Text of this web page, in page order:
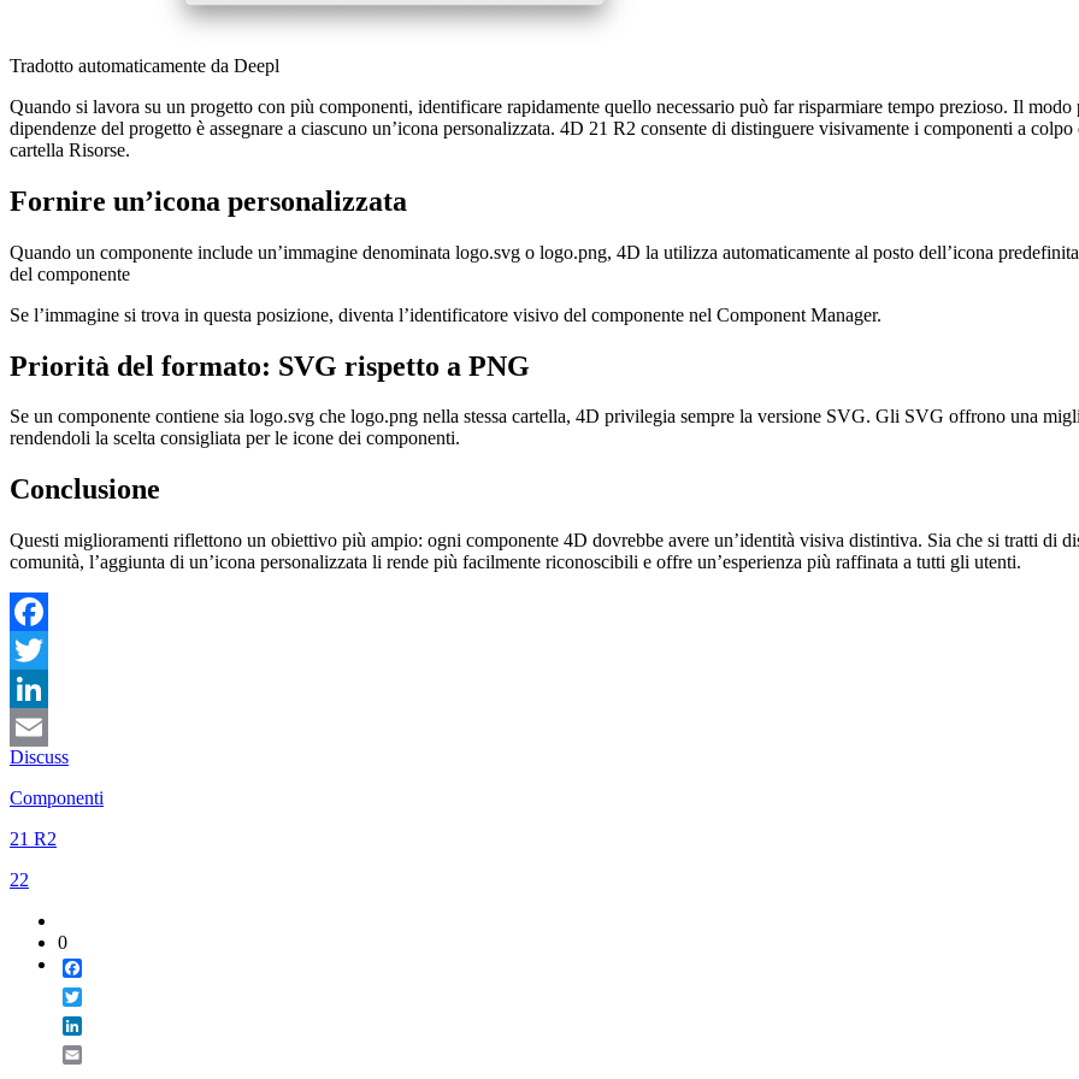
Tradotto automaticamente da Deepl
Quando si lavora su un progetto con più componenti, identificare rapidamente quello necessario può far risparmiare tempo prezioso. Il
dipendenze del progetto è assegnare a ciascuno un’icona personalizzata. 4D 21 R2 consente di distinguere visivamente i componenti a
cartella Risorse.
Fornire un’icona personalizzata
Quando un componente include un’immagine denominata logo.svg o logo.png, 4D la utilizza automaticamente al posto dell’icona
del componente
Se l’immagine si trova in questa posizione, diventa l’identificatore visivo del componente nel Component Manager.
Priorità del formato: SVG rispetto a PNG
Se un componente contiene sia logo.svg che logo.png nella stessa cartella, 4D privilegia sempre la versione SVG. Gli SVG offrono una
rendendoli la scelta consigliata per le icone dei componenti.
Conclusione
Questi miglioramenti riflettono un obiettivo più ampio: ogni componente 4D dovrebbe avere un’identità visiva distintiva. Sia che si tratti di
comunità, l’aggiunta di un’icona personalizzata li rende più facilmente riconoscibili e offre un’esperienza più raffinata a tutti gli utenti.
Facebook
Twitter
LinkedIn
Email
Discuss
Componenti
21 R2
22
0